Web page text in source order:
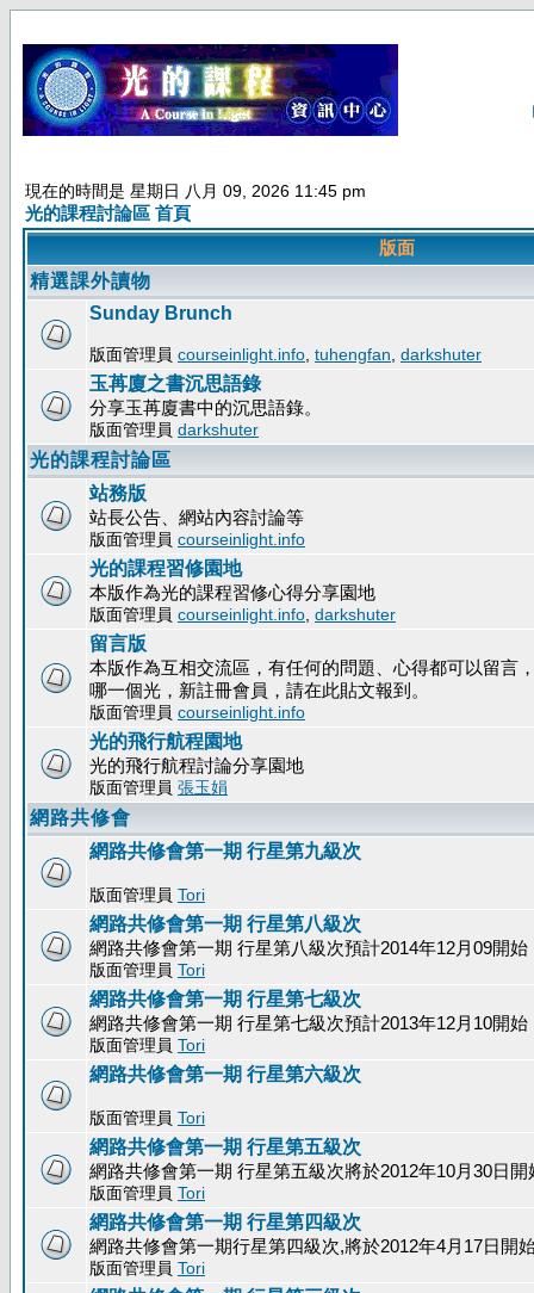
現在的時間是 星期日 八月 09, 2026 11:45 pm
光的課程討論區 首頁
版面
精選課外讀物
Sunday Brunch
版面管理員 courseinlight.info tuhengfan darkshuter
玉苒廈之書沉思語錄
分享玉苒廈書中的沉思語錄。
版面管理員 darkshuter
光的課程討論區
站務版
站長公告、網站內容討論等
版面管理員 courseinlight.info
光的課程習修園地
本版作為光的課程習修心得分享園地
版面管理員 courseinlight.info darkshuter
留言版
本版作為互相交流區，有任何的問題、心得都可以留言
哪一個光，新註冊會員，請在此貼文報到。
版面管理員 courseinlight.info
光的飛行航程園地
光的飛行航程討論分享園地
版面管理員 張玉娟
網路共修會
網路共修會第一期 行星第九級次
版面管理員 Tori
網路共修會第一期 行星第八級次
網路共修會第一期 行星第八級次預計2014年12月09開始
版面管理員 Tori
網路共修會第一期 行星第七級次
網路共修會第一期 行星第七級次預計2013年12月10開始
版面管理員 Tori
網路共修會第一期 行星第六級次
版面管理員 Tori
網路共修會第一期 行星第五級次
網路共修會第一期 行星第五級次將於2012年10月30日開
版面管理員 Tori
網路共修會第一期 行星第四級次
網路共修會第一期行星第四級次,將於2012年4月17日開
版面管理員 Tori